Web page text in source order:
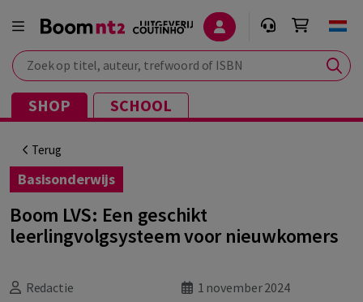
Zoek op titel, auteur, trefwoord of ISBN
SHOP SCHOOL
Terug
Basisonderwijs
Boom LVS: Een geschikt
leerlingvolgsysteem voor nieuwkomers
Redactie
1 november 2024